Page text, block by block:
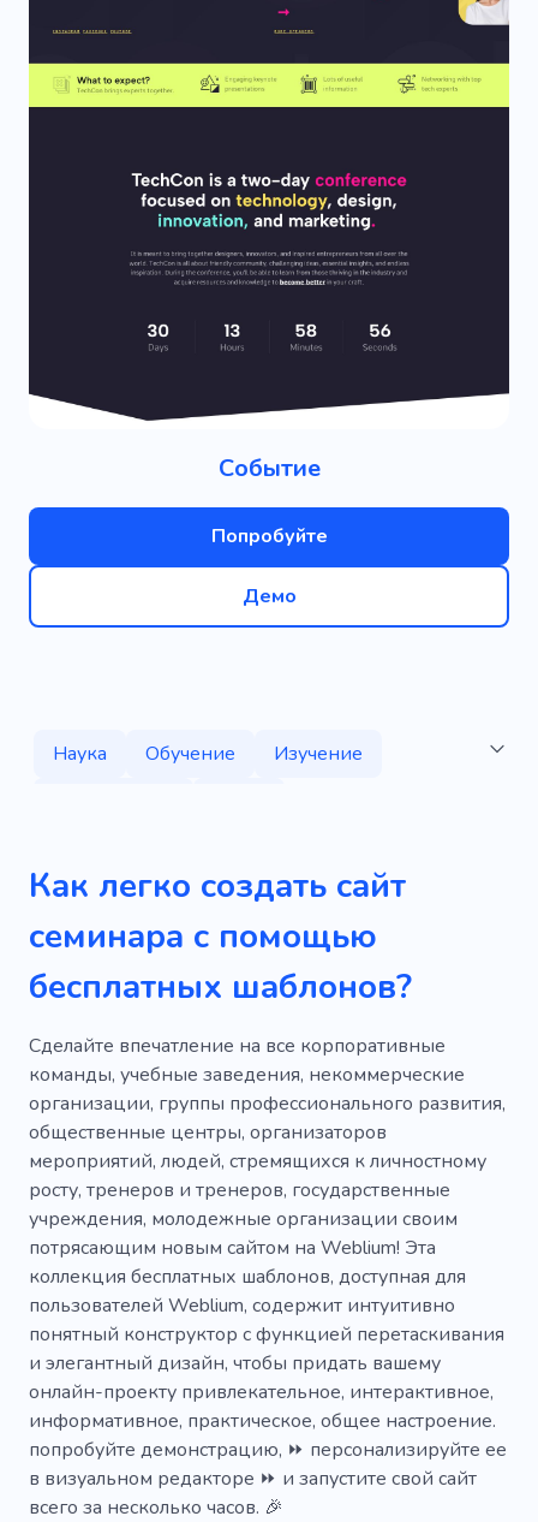
Событие
Попробуйте
Демо
Наука Обучение
Изучение
Демонстрация
Оратор
Конференция
Курс
Образование
Работать
Преподаватель
Студент
Обучение
Драматический театр
Праздник
День рождения
Счастливый
Спикер
Агентство
Фейерверк
Гадание
Встреча
Подиум
Симпозиум
Команда
Вебинар
Девичник
Ободрение
Флеш Прием
Зал
Запуск продукта
Грант
Как легко создать сайт
семинара с помощью
бесплатных шаблонов?
Сделайте впечатление на все корпоративные
команды, учебные заведения, некоммерческие
организации, группы профессионального развития,
общественные центры, организаторов
мероприятий, людей, стремящихся к личностному
росту, тренеров и тренеров, государственные
учреждения, молодежные организации своим
потрясающим новым сайтом на Weblium! Эта
коллекция бесплатных шаблонов, доступная для
пользователей Weblium, содержит интуитивно
понятный конструктор с функцией перетаскивания
и элегантный дизайн, чтобы придать вашему
онлайн-проекту привлекательное, интерактивное,
информативное, практическое, общее настроение.
попробуйте демонстрацию, ⏩ персонализируйте ее
в визуальном редакторе ⏩ и запустите свой сайт
всего за несколько часов. 🎉